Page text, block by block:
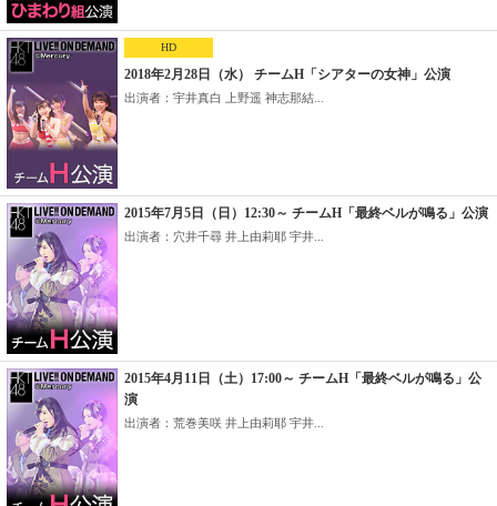
HD
2018年2月28日（水） チームH「シアターの女神」公演
出演者：宇井真白 上野遥 神志那結...
2015年7月5日（日）12:30～ チームH「最終ベルが鳴る」公演
出演者：穴井千尋 井上由莉耶 宇井...
2015年4月11日（土）17:00～ チームH「最終ベルが鳴る」公
演
出演者：荒巻美咲 井上由莉耶 宇井...